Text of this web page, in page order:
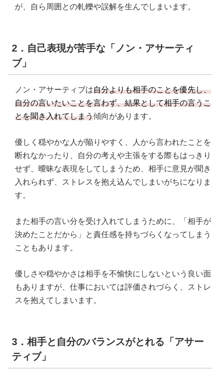
が、自ら周囲との軋轢や誤解を生んでしまいます。
2．自己表現が苦手な「ノン・アサーティ
ブ」
ノン・アサーティブは自分よりも相手のことを優先し、
自分の言いたいことを言わず、結果として相手の言うこ
とを聞き入れてしまう傾向があります。
優しく穏やかな人が陥りやすく、人から言われたことを
断れなかったり、自分の考えや主張をする際もはっきり
せず、曖昧な表現をしてしまうため、相手に意見が聞き
入れられず、ストレスを抱え込んでしまいがちになりま
す。
また相手の言い分を受け入れてしまうために、「相手が
決めたことだから」と責任感を持ちづらくなってしまう
こともあります。
優しさや穏やかさは相手を不愉快にしないという良い面
もありますが、仕事においては評価されづらく、ストレ
スを抱えてしまいます。
3．相手と自分のバランスがとれる「アサー
ティブ」